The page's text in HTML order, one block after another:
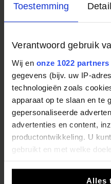
Toestemming
Verantwoord gebruik
Wij en onze 1022 partners
gegevens (bijv. uw IP-
technologieën zoals
apparaat op te slaan en te
gepersonaliseerde
advertenties en content,
productontwikkeling. U
gebruikt en met welke
Alles
Ruime
actuele
Showrooms met het
KeukenSpeciaalzaak
ingericht met de
collecties en de
ziet complete
opstellingen en
praktijk worden